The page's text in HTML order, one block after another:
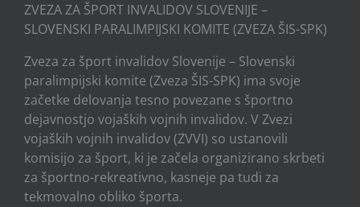
ZVEZA ZA ŠPORT INVALIDOV SLOVENIJE –
SLOVENSKI PARALIMPIJSKI KOMITE (ZVEZA ŠIS-SPK)
Zveza za šport invalidov Slovenije – Slovenski
paralimpijski komite (Zveza ŠIS-SPK) ima svoje
začetke delovanja tesno povezane s športno
dejavnostjo vojaških vojnih invalidov. V Zvezi
vojaških vojnih invalidov (ZVVI) so ustanovili
komisijo za šport, ki je začela organizirano skrbeti
za športno-rekreativno, kasneje pa tudi za
tekmovalno obliko športa.